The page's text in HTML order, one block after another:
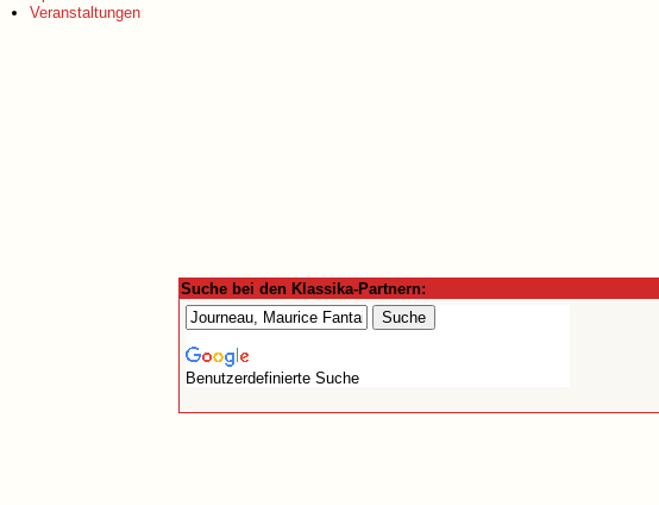
Veranstaltungen
Suche bei den Klassika-Partnern:
Benutzerdefinierte Suche